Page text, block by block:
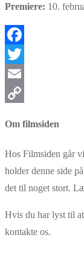
Premiere: 10.
Facebook
Twitter
Email
Om filmsiden
Hos Filmsiden går
holder denne side
det til noget stort.
Hvis du har lyst til
kontakte os.